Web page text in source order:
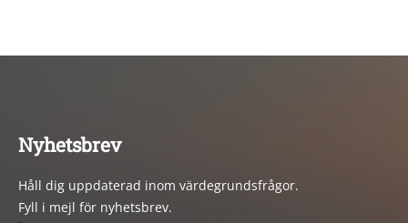
Nyhetsbrev
Håll dig uppdaterad inom värdegrundsfrågor.
Fyll i mejl för nyhetsbrev.